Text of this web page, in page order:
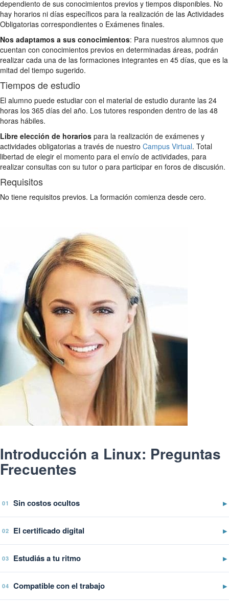
dependiento de sus conocimientos previos y tiempos disponibles. No
hay horarios ni días específicos para la realización de las Actividades
Obligatorias correspondientes o Exámenes finales.
Nos adaptamos a sus conocimientos: Para nuestros alumnos que
cuentan con conocimientos previos en determinadas áreas, podrán
realizar cada una de las formaciones integrantes en 45 días, que es la
mitad del tiempo sugerido.
Tiempos de estudio
El alumno puede estudiar con el material de estudio durante las 24
horas los 365 días del año. Los tutores responden dentro de las 48
horas hábiles.
Libre elección de horarios para la realización de exámenes y
actividades obligatorias a través de nuestro Campus Virtual. Total
libertad de elegir el momento para el envío de actividades, para
realizar consultas con su tutor o para participar en foros de discusión.
Requisitos
No tiene requisitos previos. La formación comienza desde cero.
Introducción a Linux: Preguntas
Frecuentes
01 Sin costos ocultos ▶
02 El certificado digital ▶
03 Estudiás a tu ritmo ▶
04 Compatible con el trabajo ▶